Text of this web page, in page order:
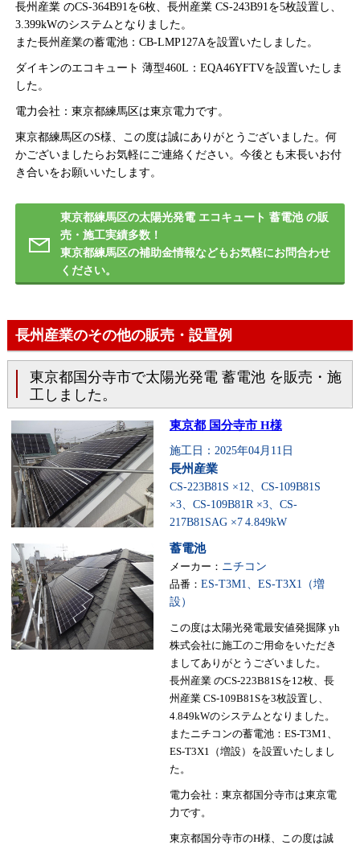
長州産業 のCS-364B91を6枚、長州産業 CS-243B91を5枚設置し、
3.399kWのシステムとなりました。
また長州産業の蓄電池：CB-LMP127Aを設置いたしました。
ダイキンのエコキュート 薄型460L：EQA46YFTVを設置いたしま
した。
電力会社：東京都練馬区は東京電力です。
東京都練馬区のS様、この度は誠にありがとうございました。何
かございましたらお気軽にご連絡ください。今後とも末長いお付
き合いをお願いいたします。
東京都練馬区の太陽光発電 エコキュート 蓄電池 の販
売・施工実績多数！
東京都練馬区の補助金情報などもお気軽にお問合わせ
ください。
長州産業のその他の販売・設置例
東京都国分寺市で太陽光発電 蓄電池 を販売・施
工しました。
東京都 国分寺市 H様
施工日：2025年04月11日
長州産業
CS-223B81S ×12、CS-109B81S
×3、CS-109B81R ×3、CS-
217B81SAG ×7 4.849kW
蓄電池
メーカー： ニチコン
品番： ES-T3M1、ES-T3X1（増
設）
この度は太陽光発電最安値発掘隊 yh
株式会社に施工のご用命をいただき
ましてありがとうございました。
長州産業 のCS-223B81Sを12枚、長
州産業 CS-109B81Sを3枚設置し、
4.849kWのシステムとなりました。
またニチコンの蓄電池：ES-T3M1、
ES-T3X1（増設）を設置いたしまし
た。
電力会社：東京都国分寺市は東京電
力です。
東京都国分寺市のH様、この度は誠